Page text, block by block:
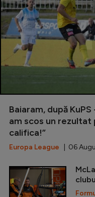
Baiaram, după KuPS
am scos un rezultat
califica!”
Europa League | 06